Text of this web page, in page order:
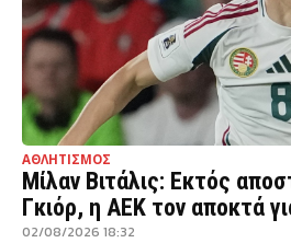
ΑΘΛΗΤΙΣΜΟΣ
Μίλαν Βιτάλις: Εκτός
Γκιόρ, η ΑΕΚ τον αποκτά
02/08/2026 18:32